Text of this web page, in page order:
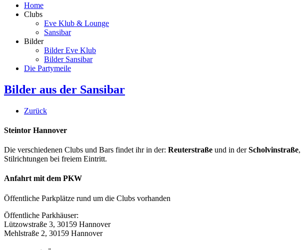
Home
Clubs
Eve Klub & Lounge
Sansibar
Bilder
Bilder Eve Klub
Bilder Sansibar
Die Partymeile
Bilder aus der Sansibar
Zurück
Steintor Hannover
Die verschiedenen Clubs und Bars findet ihr in der: Reuterstraße und in derScholvinstraße,
Stilrichtungen bei freiem Eintritt.
Anfahrt mit dem PKW
Öffentliche Parkplätze rund um die Clubs vorhanden
Öffentliche Parkhäuser:
Lützowstraße 3, 30159 Hannover
Mehlstraße 2, 30159 Hannover